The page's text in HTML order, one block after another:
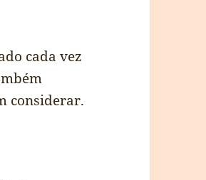
cada vez
considerar.